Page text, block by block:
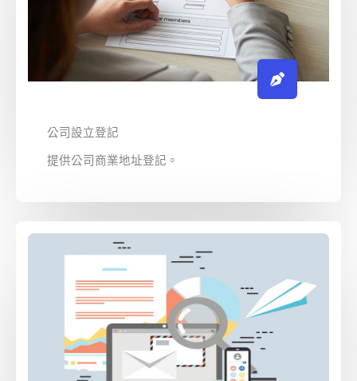
公司設立登記
提供公司商業地址登記。